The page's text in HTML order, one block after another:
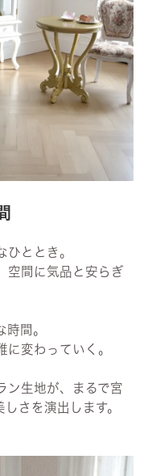
ととき。
空間に気品と安らぎ
間。
変わっていく。
ン生地が、まるで宮
さを演出します。